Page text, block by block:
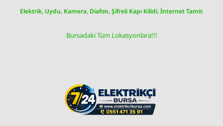
Elektrik, Uydu, Kamera, Diafon, Şifreli Kapı Kilidi, İnternet Tamir.
Bursadaki Tüm Lokasyonlara!!!